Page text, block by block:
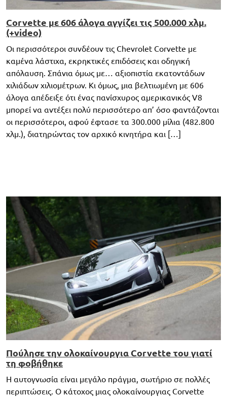
Corvette με 606 άλογα αγγίζει τις 500.000 χλμ.
(+video)
Οι περισσότεροι συνδέουν τις Chevrolet Corvette με
καμένα λάστιχα, εκρηκτικές επιδόσεις και οδηγική
απόλαυση. Σπάνια όμως με… αξιοπιστία εκατοντάδων
χιλιάδων χιλιομέτρων. Κι όμως, μια βελτιωμένη με 606
άλογα απέδειξε ότι ένας πανίσχυρος αμερικανικός V8
μπορεί να αντέξει πολύ περισσότερο απ’ όσο φαντάζονται
οι περισσότεροι, αφού έφτασε τα 300.000 μίλια (482.800
χλμ.), διατηρώντας τον αρχικό κινητήρα και […]
Πούλησε την ολοκαίνουργια Corvette του γιατί
τη φοβήθηκε
Η αυτογνωσία είναι μεγάλο πράγμα, σωτήριο σε πολλές
περιπτώσεις. Ο κάτοχος μιας ολοκαίνουργιας Corvette